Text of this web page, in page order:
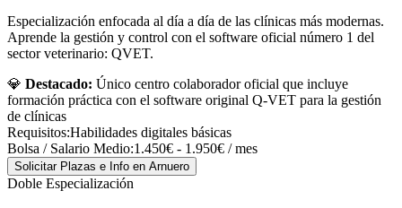
Especialización enfocada al día a día de las clínicas más modernas.
Aprende la gestión y control con el software oficial número 1 del
sector veterinario: QVET.
💎 Destacado: Único centro colaborador oficial que incluye
formación práctica con el software original Q-VET para la gestión
de clínicas
Requisitos:Habilidades digitales básicas
Bolsa / Salario Medio:1.450€ - 1.950€ / mes
Solicitar Plazas e Info en Arnuero
Doble Especialización